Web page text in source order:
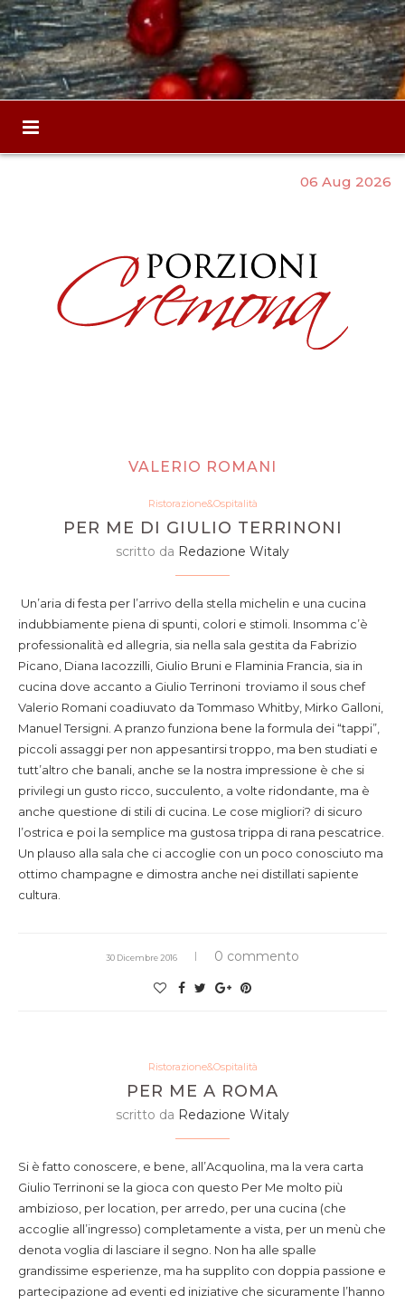
06 Aug 2026
VALERIO ROMANI
Ristorazione&Ospitalità
PER ME DI GIULIO TERRINONI
scritto da Redazione Witaly
Un’aria di festa per l’arrivo della stella michelin e una cucina
indubbiamente piena di spunti, colori e stimoli. Insomma c’è
professionalità ed allegria, sia nella sala gestita da Fabrizio
Picano, Diana Iacozzilli, Giulio Bruni e Flaminia Francia, sia in
cucina dove accanto a Giulio Terrinoni troviamo il sous chef
Valerio Romani coadiuvato da Tommaso Whitby, Mirko Galloni,
Manuel Tersigni. A pranzo funziona bene la formula dei “tappi”,
piccoli assaggi per non appesantirsi troppo, ma ben studiati e
tutt’altro che banali, anche se la nostra impressione è che si
privilegi un gusto ricco, succulento, a volte ridondante, ma è
anche questione di stili di cucina. Le cose migliori? di sicuro
l’ostrica e poi la semplice ma gustosa trippa di rana pescatrice.
Un plauso alla sala che ci accoglie con un poco conosciuto ma
ottimo champagne e dimostra anche nei distillati sapiente
cultura.
30 Dicembre 2016 0 commento
Ristorazione&Ospitalità
PER ME A ROMA
scritto da Redazione Witaly
Si è fatto conoscere, e bene, all’Acquolina, ma la vera carta
Giulio Terrinoni se la gioca con questo Per Me molto più
ambizioso, per location, per arredo, per una cucina (che
accoglie all’ingresso) completamente a vista, per un menù che
denota voglia di lasciare il segno. Non ha alle spalle
grandissime esperienze, ma ha supplito con doppia passione e
partecipazione ad eventi ed iniziative che sicuramente l’hanno